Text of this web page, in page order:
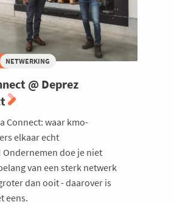
NETWERKING
@ Deprez
Connect: waar kmo-
elkaar echt
doe je niet
van een sterk netwerk
dan ooit - daarover is
eens.